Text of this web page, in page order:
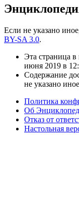
Если не указано
BY-SA 3.0.
Эта страница в
июня 2019 в
Содержание
не указано
Политика
Об
Отказ от
Настольная